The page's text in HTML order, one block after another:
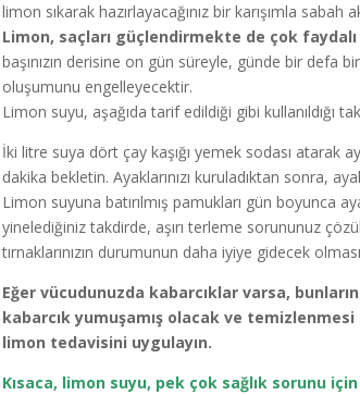
limon sıkarak hazırlayacağınız bir karışımla sabah
Limon, saçları güçlendirmekte de çok
başınızın derisine on gün süreyle, günde bir defa
oluşumunu engelleyecektir.
Limon suyu, aşağıda tarif edildiği gibi kullanıldığı
İki litre suya dört çay kaşığı yemek sodası atarak
dakika bekletin. Ayaklarınızı kuruladıktan sonra,
Limon suyuna batırılmış pamukları gün boyunca
yinelediğiniz takdirde, aşırı terleme sorununuz
tırnaklarınızın durumunun daha iyiye gidecek
Eğer vücudunuzda kabarcıklar varsa,
kabarcık yumuşamış olacak ve
limon tedavisini uygulayın.
Kısaca, limon suyu, pek çok sağlık sorunu